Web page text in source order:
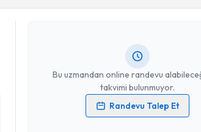
Takvim Talebini Gönder
Bu uzmandan online randevu
takvimi bulunmuyor.
Randevu Talep Et
Ass. Dr. Ahsen Karagözlü Akgüliçin randevu
oluşturun. Size bu uzmandan randevu almanız
Kişisel verilerimin işlenmesine ilişkin